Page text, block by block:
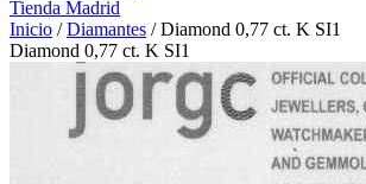
Tienda Madrid
Inicio /Diamantes / Diamond 0,77 ct. K SI1
Diamond 0,77 ct. K SI1